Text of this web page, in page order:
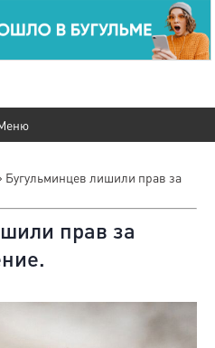
Бугульминцев лишили прав за
прав за